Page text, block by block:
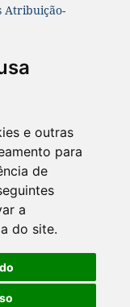
e outras
para
de
a
do site.
Atribuição-
6932 e e-
em
(PPGHIS-
150